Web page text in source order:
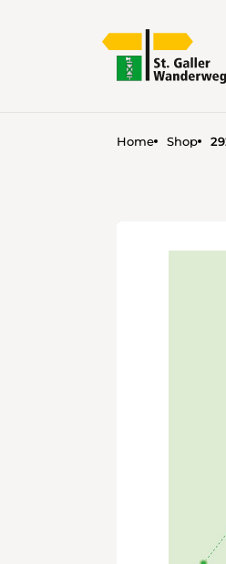
Home Shop